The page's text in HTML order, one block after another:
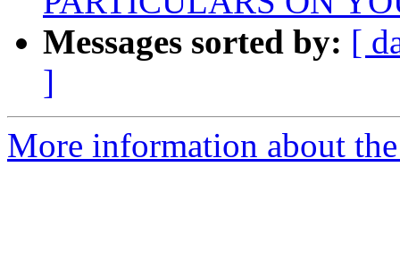
Messages sorted by: [
]
More information about